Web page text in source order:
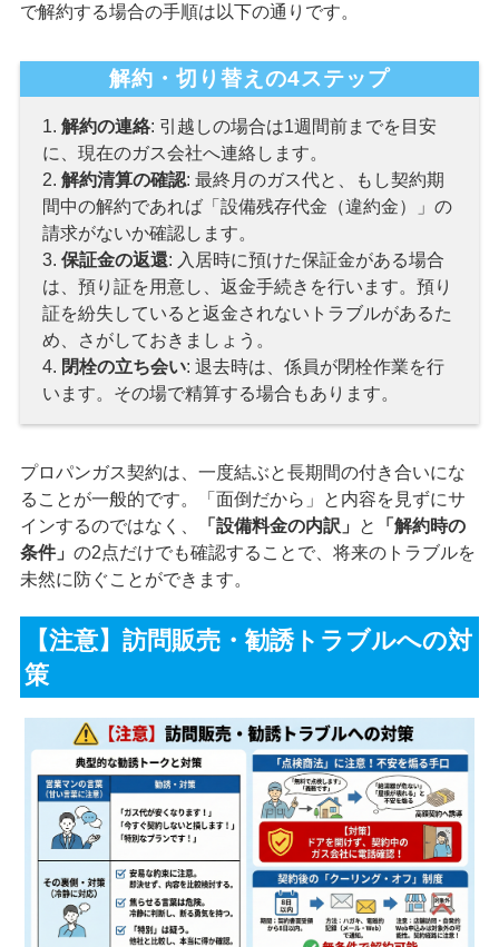
で解約する場合の手順は以下の通りです。
解約・切り替えの4ステップ
1. 解約の連絡: 引越しの場合は1週間前までを目安
に、現在のガス会社へ連絡します。
2. 解約清算の確認: 最終月のガス代と、もし契約期
間中の解約であれば「設備残存代金（違約金）」の
請求がないか確認します。
3. 保証金の返還: 入居時に預けた保証金がある場合
は、預り証を用意し、返金手続きを行います。預り
証を紛失していると返金されないトラブルがあるた
め、さがしておきましょう。
4. 閉栓の立ち会い: 退去時は、係員が閉栓作業を行
います。その場で精算する場合もあります。
プロパンガス契約は、一度結ぶと長期間の付き合いにな
ることが一般的です。「面倒だから」と内容を見ずにサ
インするのではなく、
「設備料金の内訳」 と
「解約時の
条件」 の2点だけでも確認することで、将来のトラブルを
未然に防ぐことができます。
【注意】訪問販売・勧誘トラブルへの対
策